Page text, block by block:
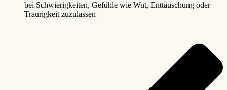
bei Schwierigkeiten, Gefühle wie Wut, Enttäuschung oder
Traurigkeit zuzulassen